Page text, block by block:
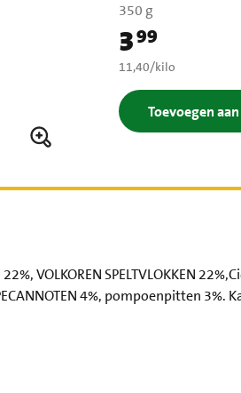
350 g
Prijs: € 3,99
399
€ 11,40 per kilo
11,40/kilo
Toevoegen
22%, VOLKOREN SPELTVLOKKEN
4%, pompoenpitten 3%.